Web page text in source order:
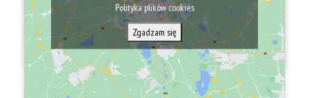
Polityka plików cookies
Zgadzam się